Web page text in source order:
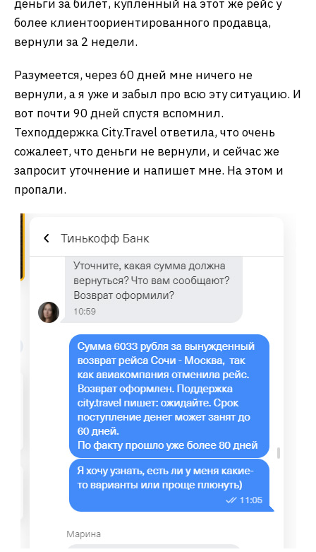
деньги за билет, купленный на этот же рейс у
более клиентоориентированного продавца,
вернули за 2 недели.
Разумеется, через 60 дней мне ничего не
вернули, а я уже и забыл про всю эту ситуацию. И
вот почти 90 дней спустя вспомнил.
Техподдержка City.Travel ответила, что очень
сожалеет, что деньги не вернули, и сейчас же
запросит уточнение и напишет мне. На этом и
пропали.